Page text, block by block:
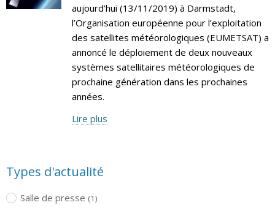
aujourd’hui (13/11/2019) à Darmstadt,
l’Organisation européenne pour l’exploitation
des satellites météorologiques (EUMETSAT) a
annoncé le déploiement de deux nouveaux
systèmes satellitaires météorologiques de
prochaine génération dans les prochaines
années.
Lire plus
Types d'actualité
Salle de presse (1)